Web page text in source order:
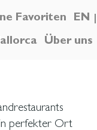
Favoriten EN
Über uns
perfekter Ort